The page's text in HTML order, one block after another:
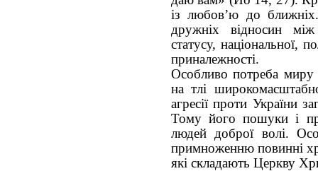
із любов’ю до
дружніх відносин
статусу, національної,
приналежності.
Особливо потреба
на тлі
агресії проти України
Тому його пошуки і
людей доброї волі.
примноженню повинні
які складають Церкву